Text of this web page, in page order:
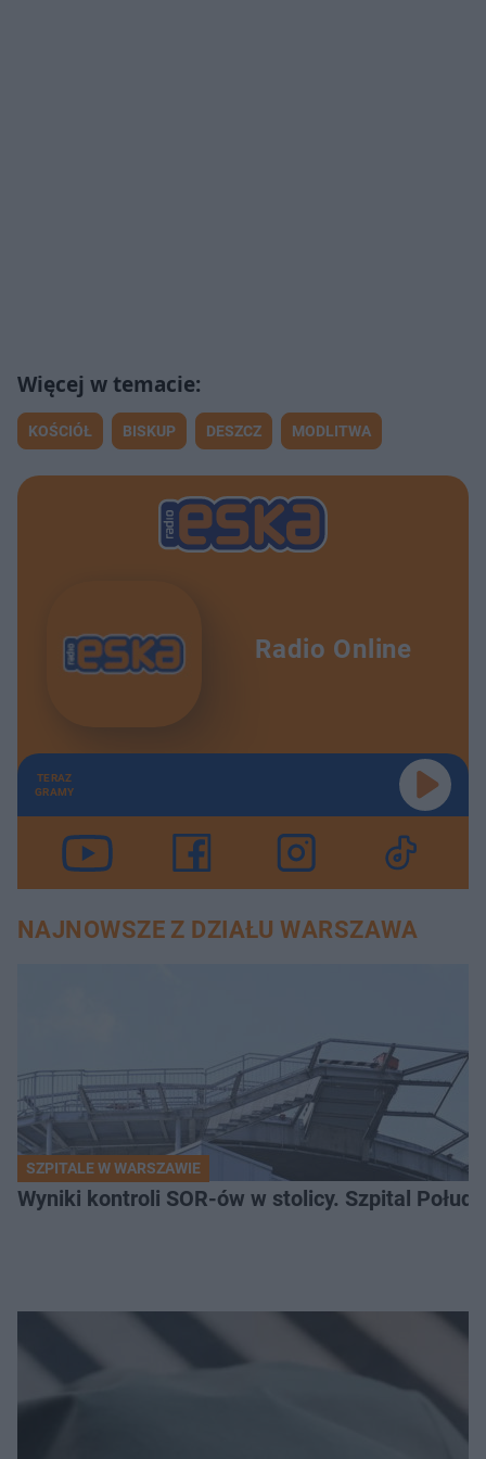
KOŚCIÓŁ BISKUP DESZCZ MODLITWA
Radio Online
TERAZ
GRAMY
NAJNOWSZE Z DZIAŁU WARSZAWA
SZPITALE W WARSZAWIE
Wyniki kontroli SOR-ów w stolicy. Szpital